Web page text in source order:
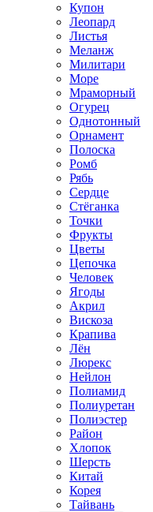
Купон
Леопард
Листья
Меланж
Милитари
Море
Мраморный
Огурец
Однотонный
Орнамент
Полоска
Ромб
Рябь
Сердце
Стёганка
Точки
Фрукты
Цветы
Цепочка
Человек
Ягоды
Акрил
Вискоза
Крапива
Лён
Люрекс
Нейлон
Полиамид
Полиуретан
Полиэстер
Район
Хлопок
Шерсть
Китай
Корея
Тайвань